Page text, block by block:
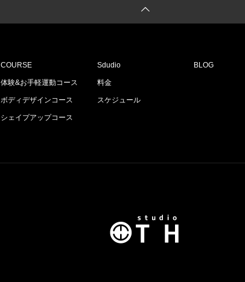
COURSE
体験&お手軽運動コース
ボディデザインコース
シェイプアップコース
Sdudio
料金
スケジュール
BLOG